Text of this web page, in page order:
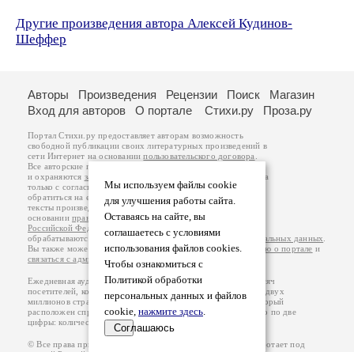
Другие произведения автора Алексей Кудинов-
Шеффер
Мы используем файлы cookie
для улучшения работы сайта.
Оставаясь на сайте, вы
соглашаетесь с условиями
использования файлов cookies.
Чтобы ознакомиться с
Политикой обработки
персональных данных и файлов
cookie, нажмите здесь.
Соглашаюсь
Авторы Произведения Рецензии Поиск
Магазин
Вход для авторов
О портале Стихи.ру Проза.ру
Портал Стихи.ру предоставляет авторам возможность
свободной публикации своих литературных произведений в
сети Интернет на основаниипользовательского договора
Все авторские права на произведения принадлежат авторам
и охраняются законом
. Перепечатка произведений возможна
только с согласия его автора, к которому вы можете
обратиться на его авторской странице. Ответственность за
тексты произведений авторы несут самостоятельно на
основанииправил публикацииизаконодательства
Российской Федерации
обрабатываются на основанииПолитики обработки персональных данных
Вы также можете посмотреть более подробнуюинформацию о портале и
связаться с администрацией
Ежедневная аудитория портала Стихи.ру – порядка 200 тысяч
посетителей, которые в общей сумме просматривают более двух
миллионов страниц по данным счетчика посещаемости, который
расположен справа от этого текста. В каждой графе указано по две
цифры: количество просмотров и количество посетителей.
© Все права принадлежат авторам, 2000-2026. Портал работает под